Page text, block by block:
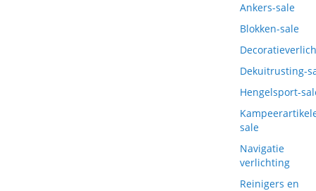
Ankers-sale
Blokken-sale
Dekuitrusting-
Hengelsport-
sale
Navigatie
verlichting
Reinigers en